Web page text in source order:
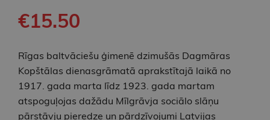
€15.50
Rīgas baltvāciešu ģimenē dzimušās Dagmāras
Kopštālas dienasgrāmatā aprakstītajā laikā no
1917. gada marta līdz 1923. gada martam
atspoguļojas dažādu Mīlgrāvja sociālo slāņu
pārstāvju pieredze un pārdzīvojumi Latvijas